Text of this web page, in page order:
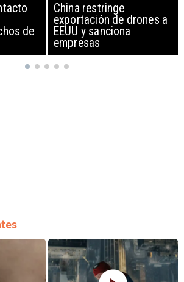
a
Papa León XIV anuncia
gira por Sudamérica